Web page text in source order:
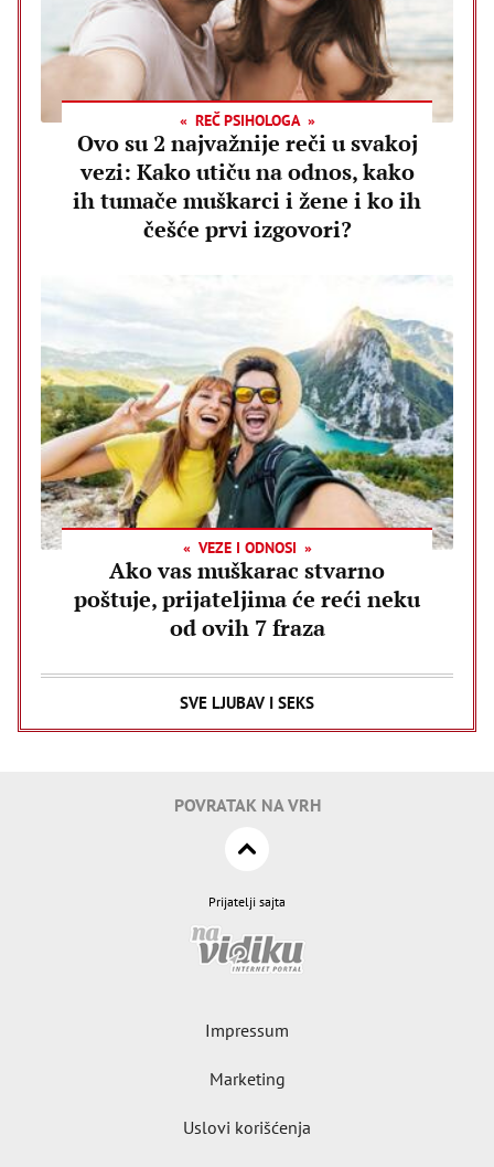
REČ PSIHOLOGA
Ovo su 2 najvažnije reči u svakoj
vezi: Kako utiču na odnos, kako
ih tumače muškarci i žene i ko ih
češće prvi izgovori?
VEZE I ODNOSI
Ako vas muškarac stvarno
poštuje, prijateljima će reći neku
od ovih 7 fraza
SVE LJUBAV I SEKS
POVRATAK NA VRH
Prijatelji sajta
Impressum
Marketing
Uslovi korišćenja